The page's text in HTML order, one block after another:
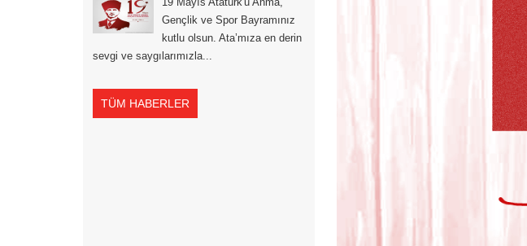
Gençlik ve Spor Bayramınız
kutlu olsun. Ata’mıza en derin
sevgi ve saygılarımızla...
TÜM HABERLER